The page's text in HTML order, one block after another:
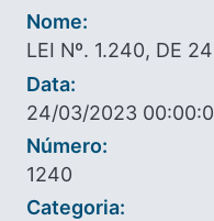
Nome:
LEI Nº. 1.240, DE
Data:
24/03/2023
Número:
1240
Categoria: